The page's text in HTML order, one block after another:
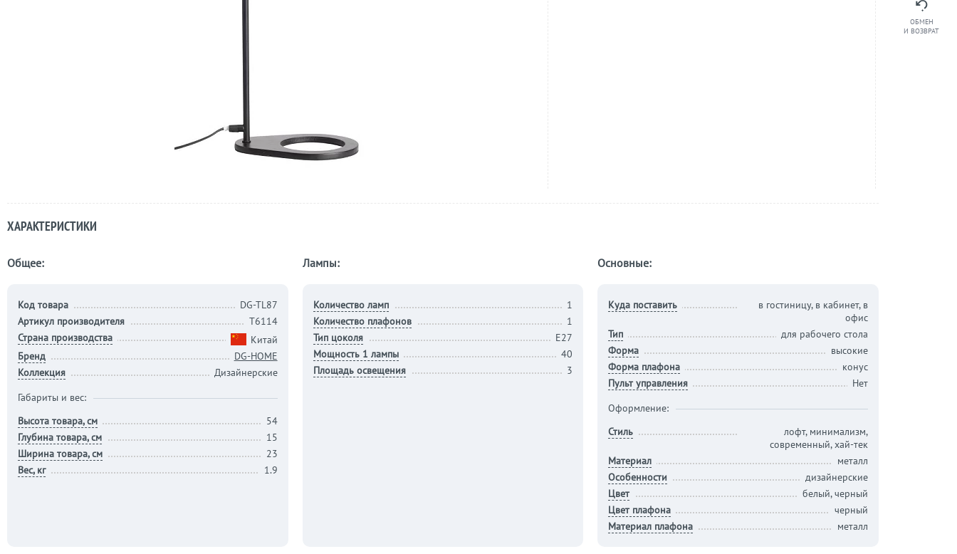
ОБМЕН
И ВОЗВРАТ
ХАРАКТЕРИСТИКИ
Общее:
Код товара
DG-TL87
Артикул производителя
T6114
Страна производства
Китай
Бренд
DG-HOME
Коллекция
Дизайнерские
Габариты и вес:
Высота товара, см
54
Глубина товара, см
15
Ширина товара, см
23
Вес, кг
1.9
Лампы:
Количество ламп
1
Количество плафонов
1
Тип цоколя
E27
Мощность 1 лампы
40
Площадь освещения
3
Основные:
Куда поставить
в гостиницу, в кабинет, в
офис
Тип
для рабочего стола
Форма
высокие
Форма плафона
конус
Пульт управления
Нет
Оформление:
Стиль
лофт, минимализм,
современный, хай-тек
Материал
металл
Особенности
дизайнерские
Цвет
белый, черный
Цвет плафона
черный
Материал плафона
металл